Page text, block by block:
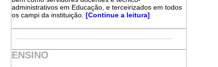
administrativos em Educação, e terceirizados em todos
os campi da instituição. [Continue a leitura]
ENSINO